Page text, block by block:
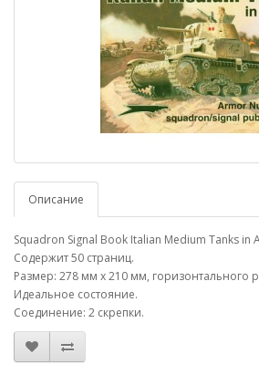
Описание
Squadron Signal Book Italian Medium Tanks in
Содержит 50 страниц.
Размер: 278 мм х 210 мм, горизонтального
Идеальное состояние.
Соединение: 2 скрепки.